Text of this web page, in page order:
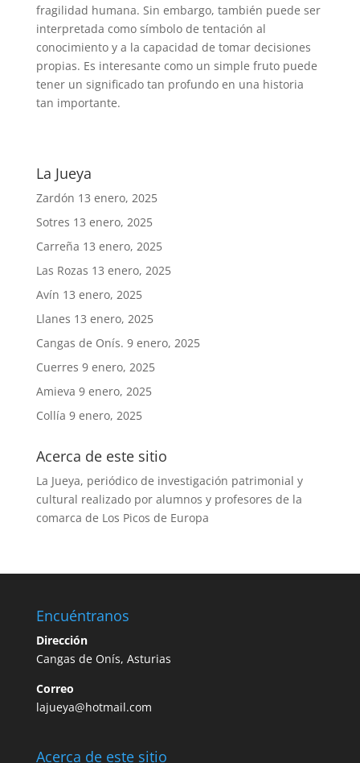
fragilidad humana. Sin embargo, también puede ser
interpretada como símbolo de tentación al
conocimiento y a la capacidad de tomar decisiones
propias. Es interesante como un simple fruto puede
tener un significado tan profundo en una historia
tan importante.
La Jueya
Zardón 13 enero, 2025
Sotres 13 enero, 2025
Carreña 13 enero, 2025
Las Rozas 13 enero, 2025
Avín 13 enero, 2025
Llanes 13 enero, 2025
Cangas de Onís. 9 enero, 2025
Cuerres 9 enero, 2025
Amieva 9 enero, 2025
Collía 9 enero, 2025
Acerca de este sitio
La Jueya, periódico de investigación patrimonial y
cultural realizado por alumnos y profesores de la
comarca de Los Picos de Europa
Encuéntranos
Dirección
Cangas de Onís, Asturias
Correo
lajueya@hotmail.com
Acerca de este sitio